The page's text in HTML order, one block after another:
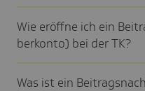
Wie eröffne ich ein
ber­konto) bei der TK?
Was ist ein